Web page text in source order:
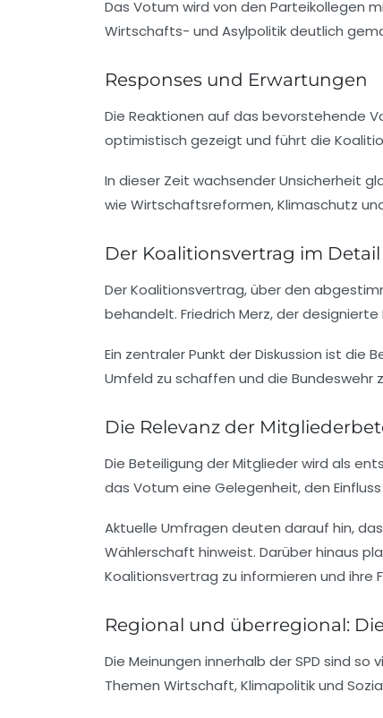
Das Votum wird von den Parteikollegen
Wirtschafts- und Asylpolitik deutlich
Responses und Erwartungen
Die Reaktionen auf das bevorstehende
optimistisch gezeigt und führt die
In dieser Zeit wachsender Unsicherheit
wie Wirtschaftsreformen,Klimaschutz
Der Koalitionsvertrag im Detail
Der Koalitionsvertrag, über den
behandelt. Friedrich Merz, der
Ein zentraler Punkt der Diskussion ist die
Umfeld zu schaffen und die Bundeswehr
Die Relevanz der
Die Beteiligung der Mitgliederwird als
das Votum eine Gelegenheit, den
Aktuelle Umfragen deuten darauf hin,
Wählerschaft hinweist. Darüber hinaus
Koalitionsvertrag zu informieren und ihre
Regional und überregional:
Die Meinungen innerhalb derSPD sind so
Themen Wirtschaft,Klimapolitikund